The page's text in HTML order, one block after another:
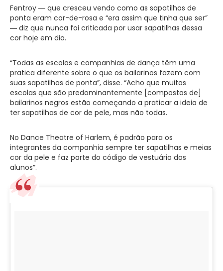
Fentroy ― que cresceu vendo como as sapatilhas de
ponta eram cor-de-rosa e “era assim que tinha que ser”
― diz que nunca foi criticada por usar sapatilhas dessa
cor hoje em dia.
“Todas as escolas e companhias de dança têm uma
pratica diferente sobre o que os bailarinos fazem com
suas sapatilhas de ponta”, disse. “Acho que muitas
escolas que são predominantemente [compostas de]
bailarinos negros estão começando a praticar a ideia de
ter sapatilhas de cor de pele, mas não todas.
No Dance Theatre of Harlem, é padrão para os
integrantes da companhia sempre ter sapatilhas e meias
cor da pele e faz parte do código de vestuário dos
alunos”.